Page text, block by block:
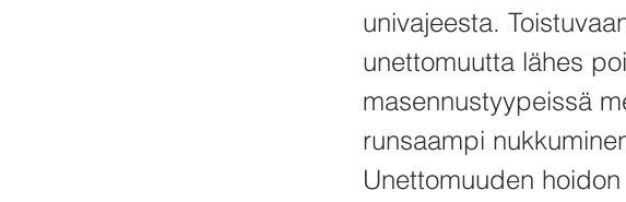
univajeesta.
unettomuutta lähes
masennustyypeissä
runsaampi
Unettomuuden